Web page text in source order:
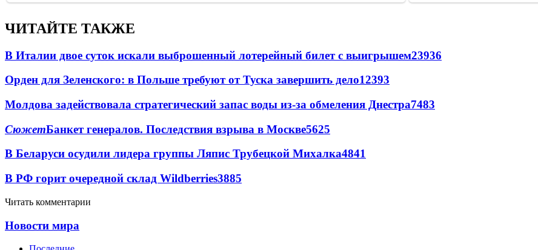
ЧИТАЙТЕ ТАКЖЕ
В Италии двое суток искали выброшенный лотерейный билет с выигрышем23936
Орден для Зеленского: в Польше требуют от Туска завершить дело12393
Молдова задействовала стратегический запас воды из-за обмеления Днестра7483
СюжетБанкет генералов. Последствия взрыва в Москве5625
В Беларуси осудили лидера группы Ляпис Трубецкой Михалка4841
В РФ горит очередной склад Wildberries3885
Читать комментарии
Новости мира